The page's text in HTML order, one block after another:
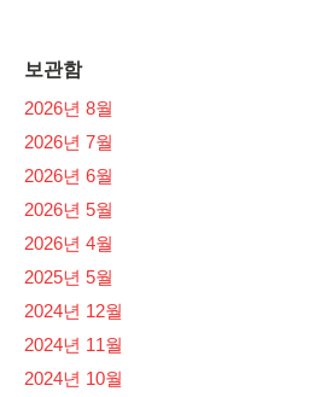
보관함
2026년 8월
2026년 7월
2026년 6월
2026년 5월
2026년 4월
2025년 5월
2024년 12월
2024년 11월
2024년 10월